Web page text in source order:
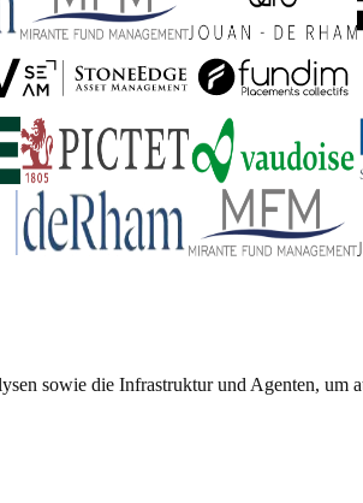
sowie die Infrastruktur und Agenten, um